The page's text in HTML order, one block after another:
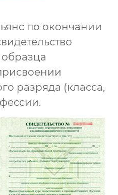
по окончании
образца
разряда (класса,